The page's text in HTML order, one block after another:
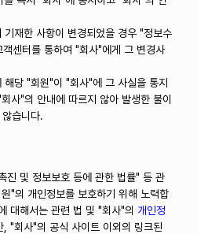
재한 사항이 변경되었을 경우 "정보수
센터를 통하여 "회사"에게 그 변경사
당 "회원"이 "회사"에 그 사실을 통지
사"의 안내에 따르지 않아 발생한 불이
습니다.
및 정보보호 등에 관한 법률" 등 관
"의 개인정보를 보호하기 위해 노력합
대해서는 관련 법 및 "회사"의 개인정
, "회사"의 공식 사이트 이외의 링크된